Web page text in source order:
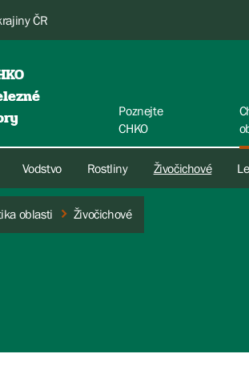
ČR
Poznejte
CHKO
Vodstvo Rostliny Živočichové
oblasti Živočichové